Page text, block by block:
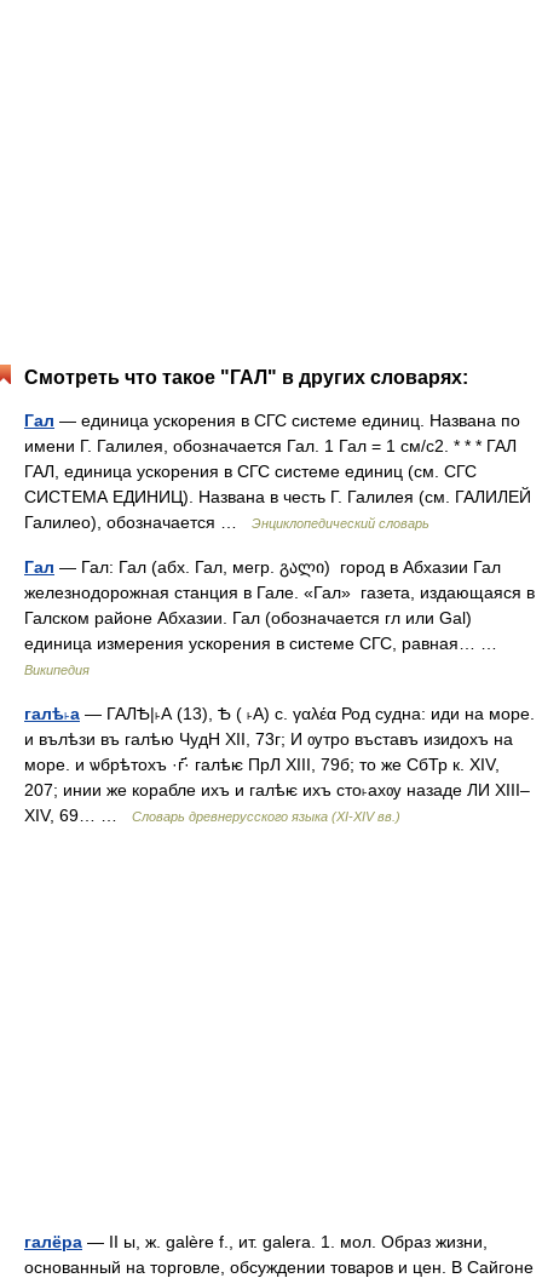
Смотреть что такое "ГАЛ" в других словарях:
Гал — единица ускорения в СГС системе единиц. Названа по
имени Г. Галилея, обозначается Гал. 1 Гал = 1 см/с2. * * * ГАЛ
ГАЛ, единица ускорения в СГС системе единиц (см. СГС
СИСТЕМА ЕДИНИЦ). Названа в честь Г. Галилея (см. ГАЛИЛЕЙ
Галилео), обозначается …
Энциклопедический словарь
Гал — Гал: Гал (абх. Гал, мегр. გალი) город в Абхазии Гал
железнодорожная станция в Гале. «Гал» газета, издающаяся в
Галском районе Абхазии. Гал (обозначается гл или Gal)
единица измерения ускорения в системе СГС, равная… …
Википедия
галѣ˫а — ГАЛѢ|˫А (13), Ѣ ( ˫А) с. γαλέα Род судна: иди на море.
и вълѣзи въ галѣю ЧудН XII, 73г; И ѹтро въставъ изидохъ на
море. и ѡбрѣтохъ ·г҃· галѣѥ ПрЛ XIII, 79б; то же СбТр к. XIV,
207; инии же корабле ихъ и галѣѥ ихъ сто˫ахѹ назаде ЛИ XIII–
XIV, 69… …
Словарь древнерусского языка (XI-XIV вв.)
галёра — II ы, ж. galère f., ит. galera. 1. мол. Образ жизни,
основанный на торговле, обсуждении товаров и цен. В Сайгоне